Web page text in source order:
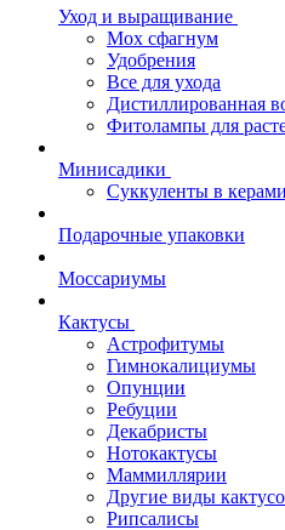
Уход и выращивание
Мох сфагнум
Удобрения
Все для ухода
Дистиллированная
Фитолампы для
Минисадики
Суккуленты в
Подарочные упаковки
Моссариумы
Кактусы
Астрофитумы
Гимнокалициумы
Опунции
Ребуции
Декабристы
Нотокактусы
Маммиллярии
Другие виды
Рипсалисы